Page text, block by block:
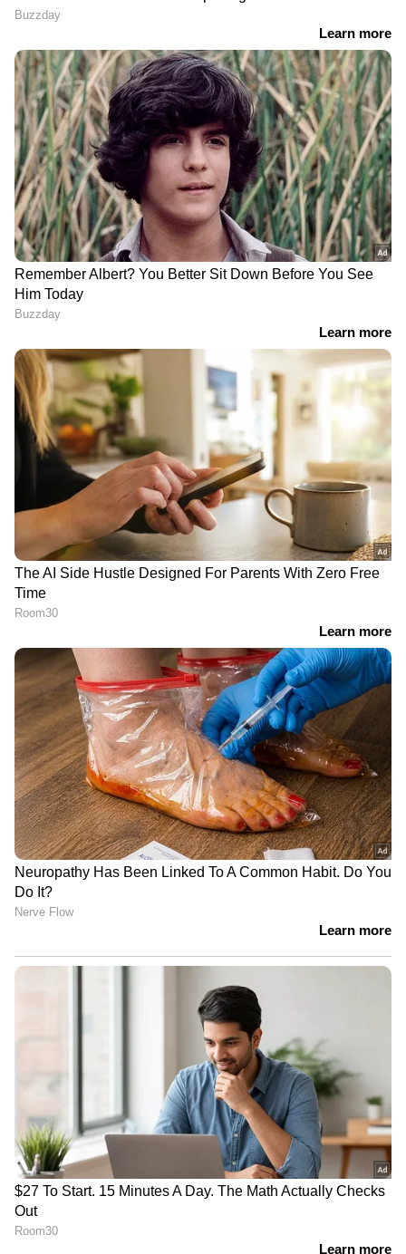
കൂടുതല്‍ വായനയ്ക്ക്:വേദനയായി
സൈക്കിൾ പോളോ താരം നിദ ഫാത്തിമ,
മൃതദേഹം കൊച്ചിയിലെത്തിച്ചു,
കൂടുതല്‍ വായനയ്ക്ക്:താമസ- ഭക്ഷണ
സൗകര്യമില്ല, കേരളാ സൈക്കിൾ പോളോ
ടീമിന് നാഗ്പൂരിൽ അവഗണന; ടീമംഗമായ
10 വയസുകാരി ഗുരുതരാവസ്ഥയിൽ
കൂടുതല്‍ വായനയ്ക്ക്: അനീതിയുടെ ഇര!
ദേശീയ സൈക്കിൾ പോളോ
ചാമ്പ്യൻഷിപ്പിന് പോയ മലയാളി പെൺകുട്ടി
മരിച്ചു
ചിത്തരഞ്ജൻ ഉൾപ്പെടെ 3
പിഴയും
നൽകാൻ സബ് കോടതി
വീണ്ടും പരിഗണിക്കും
LATEST VIDEOS
ഭക്ഷ്യസുരക്ഷ ലൈസൻസ്
നിർബന്ധം
ദില്ലിയിൽ ശക്തമായ മഴ;
പലയിടത്തും ​ഗതാ​ഗതക്കുരുക്ക്